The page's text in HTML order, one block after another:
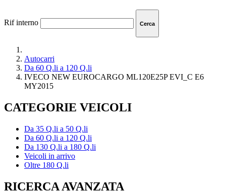
Rif interno Cerca
Autocarri
Da 60 Q.li a 120 Q.li
IVECO NEW EUROCARGO ML120E25P EVI_C E6
MY2015
CATEGORIE VEICOLI
Da 35 Q.li a 50 Q.li
Da 60 Q.li a 120 Q.li
Da 130 Q.li a 180 Q.li
Veicoli in arrivo
Oltre 180 Q.li
RICERCA AVANZATA